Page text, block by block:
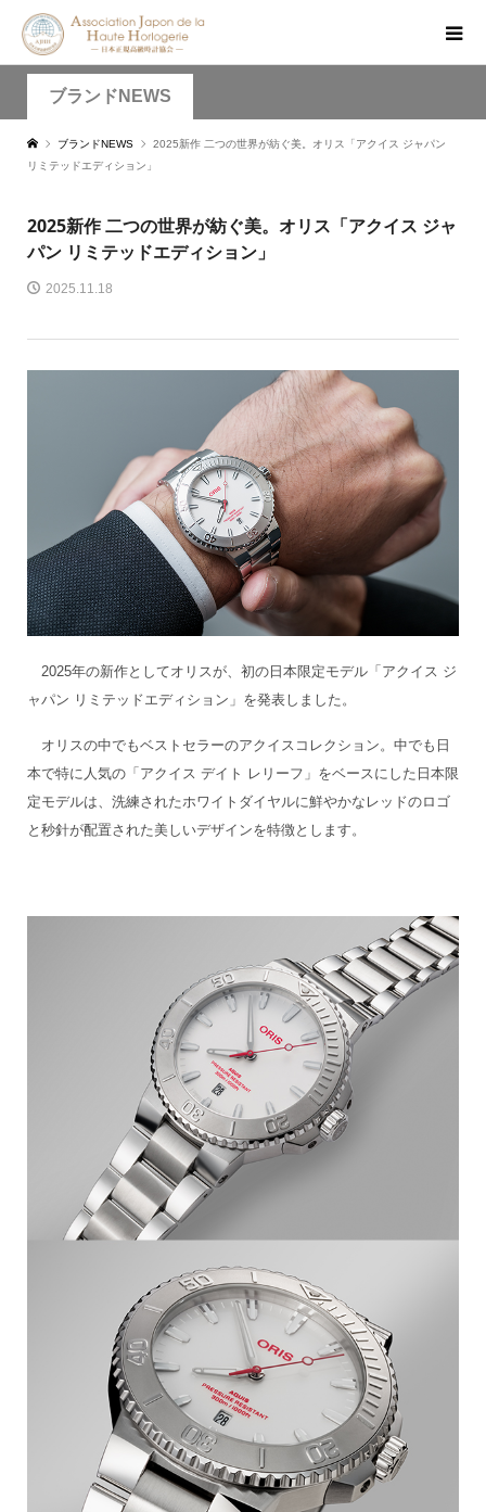
ブランドNEWS
ブランドNEWS
2025新作 二つの世界が紡ぐ美。オリス「アクイス ジャパン
リミテッドエディション」
2025新作 二つの世界が紡ぐ美。オリス「アクイス ジャ
パン リミテッドエディション」
2025.11.18
2025年の新作としてオリスが、初の日本限定モデル「アクイス ジ
ャパン リミテッドエディション」を発表しました。
オリスの中でもベストセラーのアクイスコレクション。中でも日
本で特に人気の「アクイス デイト レリーフ」をベースにした日本限
定モデルは、洗練されたホワイトダイヤルに鮮やかなレッドのロゴ
と秒針が配置された美しいデザインを特徴とします。